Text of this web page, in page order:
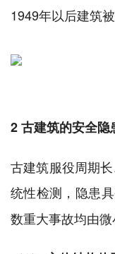
1949年以后建筑
2 古建筑的安全隐
古建筑服役周期
统性检测，隐患
数重大事故均由微